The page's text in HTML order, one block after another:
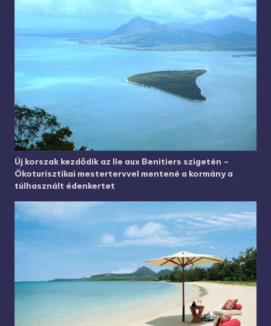
Új korszak kezdődik az Ile aux Benitiers szigetén –
Ökoturisztikai mestertervvel mentené a kormány a
túlhasznált édenkertet